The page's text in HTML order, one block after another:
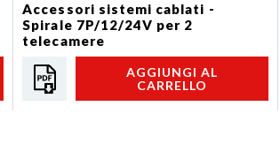
Accessori sistemi cablati -
Spirale 7P/12/24V per 2
telecamere
AGGIUNGI AL
CARRELLO